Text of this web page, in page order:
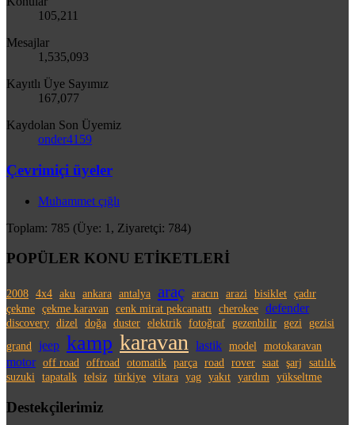
105,211
Mesajlar
1,535,093
Kayıtlı Üye Sayımız
167,077
Kaydolan Son Üyemiz
onder4159
Çevrimiçi üyeler
Muhammet çığlı
Toplam: 785 (Üye: 1, Ziyaretçi: 784)
POPÜLER KONU ETİKETLERİ
2008 4x4 aku ankara antalya araç aracın arazi bisiklet çadır
çekme çekme karavan cenk mirat pekcanattı cherokee defender
discovery dizel doğa duster elektrik fotoğraf gezenbilir gezi
gezisi
grand
jeep kamp karavan lastik model motokaravan
motor off road offroad otomatik parça road rover saat şarj
satılık
suzuki
tapatalk telsiz türkiye vitara yag yakıt yardım yükseltme
Destekçilerimiz